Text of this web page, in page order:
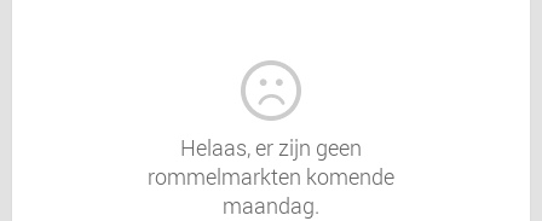
Helaas, er zijn geen
rommelmarkten komende
maandag.